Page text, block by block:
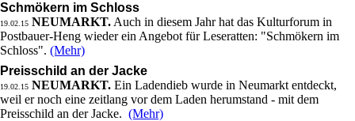
Schmökern im Schloss
19.02.15 NEUMARKT. Auch in diesem Jahr hat das Kulturforum in
Postbauer-Heng wieder ein Angebot für Leseratten: "Schmökern im
Schloss". (Mehr)
Preisschild an der Jacke
19.02.15 NEUMARKT. Ein Ladendieb wurde in Neumarkt entdeckt,
weil er noch eine zeitlang vor dem Laden herumstand - mit dem
Preisschild an der Jacke. (Mehr)